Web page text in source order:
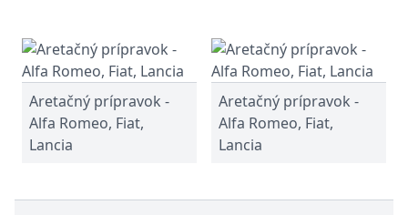
Aretačný prípravok -
Alfa Romeo, Fiat,
Lancia
Aretačný prípravok -
Alfa Romeo, Fiat,
Lancia